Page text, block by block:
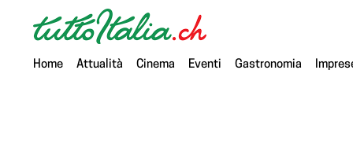
Home Attualità Cinema Eventi Gastronomia